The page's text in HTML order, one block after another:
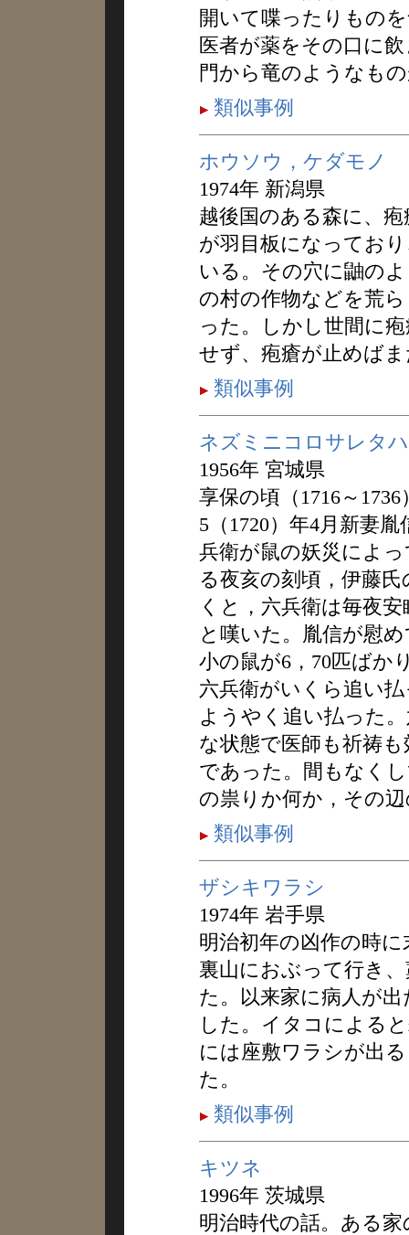
開いて喋ったりもの
医者が薬をその口に
門から竜のようなも
類似事例
ホウソウ，ケダモノ
1974年 新潟県
越後国のある森に、
が羽目板になってお
いる。その穴に鼬の
の村の作物などを荒
った。しかし世間に
せず、疱瘡が止めば
類似事例
ネズミニコロサレタ
1956年 宮城県
享保の頃（1716～
5（1720）年4月新妻
兵衛が鼠の妖災によ
る夜亥の刻頃，伊藤
くと，六兵衛は毎夜
と嘆いた。胤信が慰
小の鼠が6，70匹ばか
六兵衛がいくら追い
ようやく追い払った
な状態で医師も祈祷
であった。間もなく
の祟りか何か，その
類似事例
ザシキワラシ
1974年 岩手県
明治初年の凶作の時
裏山におぶって行き
た。以来家に病人が
した。イタコによる
には座敷ワラシが出
た。
類似事例
キツネ
1996年 茨城県
明治時代の話。ある